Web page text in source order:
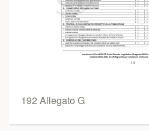
192 Allegato G